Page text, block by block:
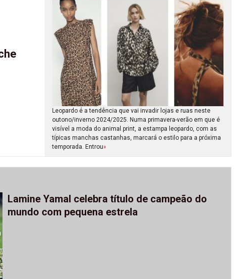
Leopardo é a tendência que vai invadir lojas e ruas neste
outono/inverno 2024/2025. Numa primavera-verão em que é
visível a moda do animal print, a estampa leopardo, com as
típicas manchas castanhas, marcará o estilo para a próxima
temporada. Entrou»
Lamine Yamal celebra título de campeão do
mundo com pequena estrela